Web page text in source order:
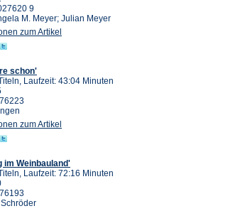
9
M. Meyer; Julian Meyer
zum Artikel
schon'
Laufzeit: 43:04 Minuten
zum Artikel
im Weinbauland'
Laufzeit: 72:16 Minuten